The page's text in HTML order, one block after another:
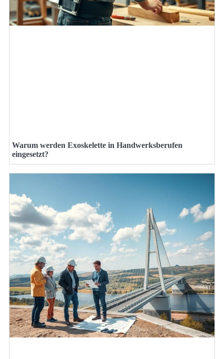
Warum werden Exoskelette in Handwerksberufen
eingesetzt?